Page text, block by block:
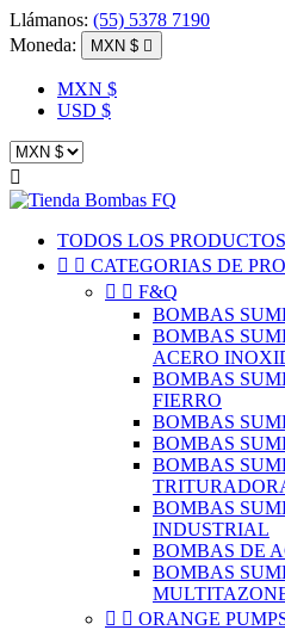
Llámanos: (55) 5378 7190
Moneda:
MXN $ 
MXN $
USD $

TODOS LOS PRODUCTOS
  CATEGORIAS DE
  F&Q
BOMBAS
BOMBAS
ACERO
BOMBAS
FIERRO
BOMBAS
BOMBAS
BOMBAS
BOMBAS
INDUSTRIAL
BOMBAS DE
BOMBAS
  ORANGE